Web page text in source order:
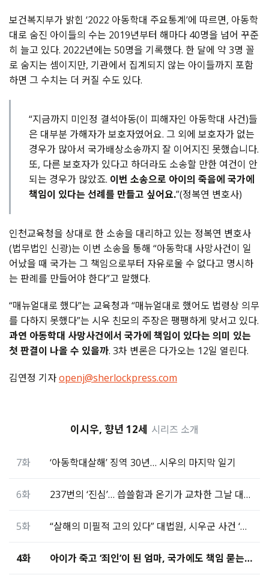
보건복지부가 밝힌 ‘2022 아동학대 주요통계’에 따르면, 아동학
대로 숨진 아이들의 수는 2019년부터 해마다 40명을 넘어 꾸준
히 늘고 있다. 2022년에는 50명을 기록했다. 한 달에 약 3명 꼴
로 숨지는 셈이지만, 기관에서 집계되지 않는 아이들까지 포함
하면 그 수치는 더 커질 수도 있다.
“지금까지 미인정 결석아동(이 피해자인 아동학대 사건)들
은 대부분 가해자가 보호자였어요. 그 외에 보호자가 없는
경우가 많아서 국가배상소송까지 잘 이어지진 못했습니다.
또, 다른 보호자가 있다고 하더라도 소송할 만한 여건이 안
되는 경우가 많았죠. 이번 소송으로 아이의 죽음에 국가에
책임이 있다는 선례를 만들고 싶어요.”(정복연 변호사)
인천교육청을 상대로 한 소송을 대리하고 있는 정복연 변호사
(법무법인 신광)는 이번 소송을 통해 “아동학대 사망사건이 일
어났을 때 국가는 그 책임으로부터 자유로울 수 없다고 명시하
는 판례를 만들어야 한다”고 말했다.
“매뉴얼대로 했다”는 교육청과 “매뉴얼대로 했어도 법령상 의무
를 다하지 못했다”는 시우 친모의 주장은 팽팽하게 맞서고 있다.
과연 아동학대 사망사건에서 국가에 책임이 있다는 의미 있는
첫 판결이 나올 수 있을까. 3차 변론은 다가오는 12일 열린다.
김연정 기자openj@sherlockpress.com
이시우, 향년 12세 시리즈 소개
7화 ‘아동학대살해’ 징역 30년… 시우의 마지막 일기
6화 237번의 ‘진심’… 씁쓸함과 온기가 교차한 그날 대법원
5화 “살해의 미필적 고의 있다” 대법원, 시우군 사건 ‘반전’
4화 아이가 죽고 ‘죄인’이 된 엄마, 국가에도 책임 묻는다